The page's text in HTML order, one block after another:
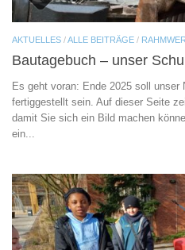
AKTUELLES /ALLE BEITRÄGE /
Bautagebuch – unser
Es geht voran: Ende 2025 soll unser
fertiggestellt sein. Auf dieser Seite
damit Sie sich ein Bild machen
ein...